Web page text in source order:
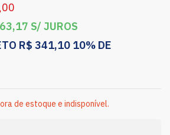
63,17 S/ JUROS
R$ 341,10 10% DE
de estoque e indisponível.